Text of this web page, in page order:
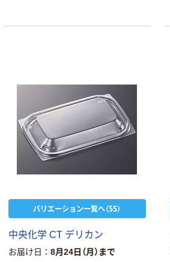
バリエーション一覧へ（55）
中央化学 CT デリカン
お届け日 8月24日（月）まで